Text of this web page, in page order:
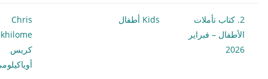
2. كتاب تأملات
الأطفال – فبراير
2026
Kids أطفال
Chris
كريس